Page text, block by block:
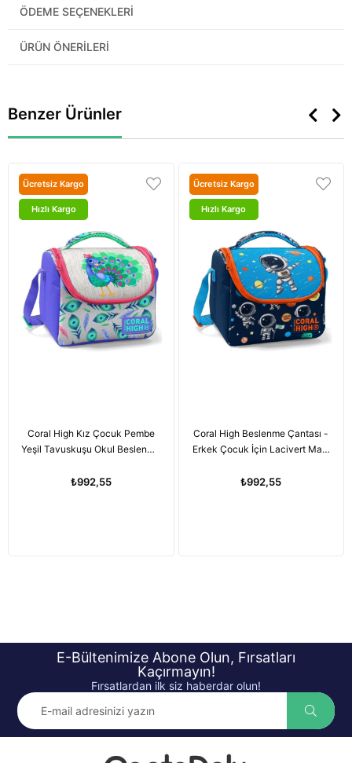
ÖDEME SEÇENEKLERI
ÜRÜN ÖNERILERI
Benzer Ürünler
Coral High Kız Çocuk Pembe
Yeşil Tavuskuşu Okul Beslenme
₺992,55
Ücretsiz Kargo
Hızlı Kargo
Coral High Beslenme Çantası -
Erkek Çocuk İçin Lacivert Mavi
₺992,55
Ücretsiz Kargo
Hızlı Kargo
E-Bültenimize Abone Olun, Fırsatları
Kaçırmayın!
Fırsatlardan ilk siz haberdar olun!